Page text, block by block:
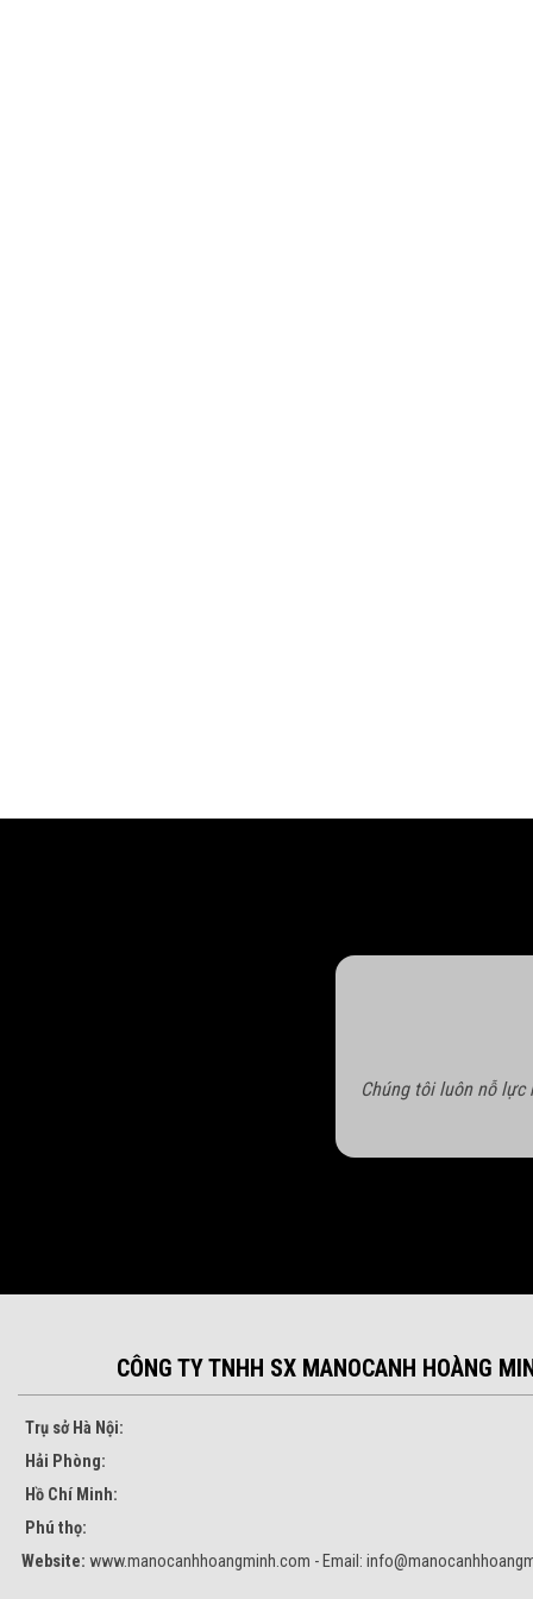
Chúng tôi luôn nỗ lực
CÔNG TY TNHH SX MANOCANH HOÀNG
Trụ sở Hà Nội:
Hải Phòng:
Hồ Chí Minh:
Phú thọ:
Website: www.manocanhhoangminh.com - Email: